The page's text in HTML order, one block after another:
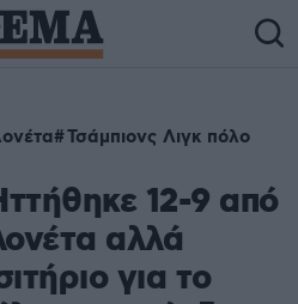
Τσάμπιονς Λιγκ πόλο
12-9 από
αλλά
για το